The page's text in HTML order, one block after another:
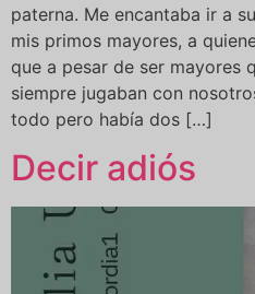
paterna. Me encantaba ir a
mis primos mayores, a
que a pesar de ser mayores
siempre jugaban con
todo pero había dos […]
Decir adiós